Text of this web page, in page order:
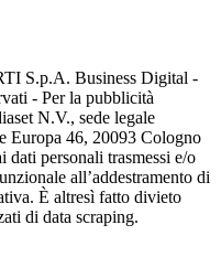
S.p.A. Business Digital -
- Per la pubblicità
N.V., sede legale
Europa 46, 20093 Cologno
dati personali trasmessi e/o
all’addestramento di
È altresì fatto divieto
di data scraping.